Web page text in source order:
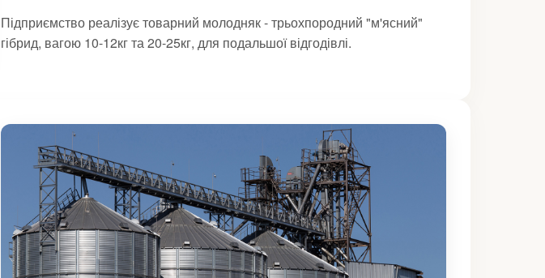
Підприємство реалізує товарний молодняк - трьохпородний "м'ясний"
гібрид, вагою 10-12кг та 20-25кг, для подальшої відгодівлі.